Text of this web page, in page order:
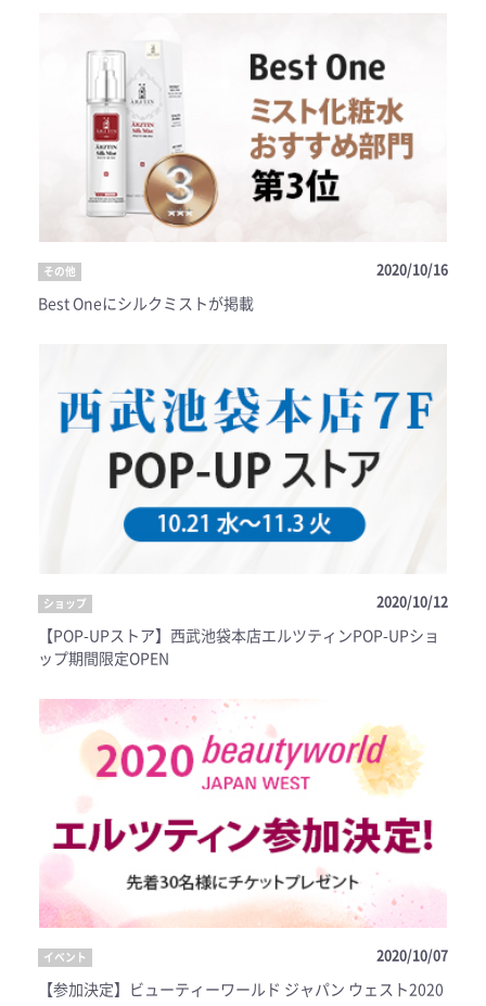
その他 2020/10/16
Best Oneにシルクミストが掲載
ショップ 2020/10/12
【POP-UPストア】西武池袋本店エルツティンPOP-UPショ
ップ期間限定OPEN
イベント 2020/10/07
【参加決定】ビューティーワールド ジャパン ウェスト2020